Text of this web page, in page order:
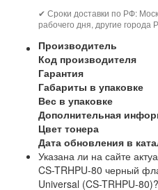
✔ Сроки доставки по РФ:
рабочего дня, другие
Производитель
Код производителя
Гарантия
Габариты в упаковке
Вес в упаковке
Дополнительная
Цвет тонера
Дата обновления в
Указана ли на сайте
CS-TRHPU-80 черный
Universal (CS-TRHPU-80)?